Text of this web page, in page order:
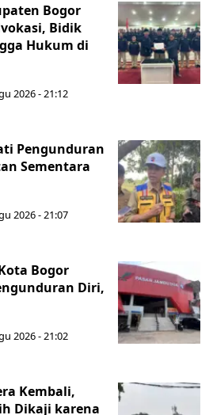
Bogor
Bidik
Hukum di
2026 - 21:12
Pengunduran
Sementara
2026 - 21:07
Bogor
Diri,
2026 - 21:02
Kembali,
Dikaji karena